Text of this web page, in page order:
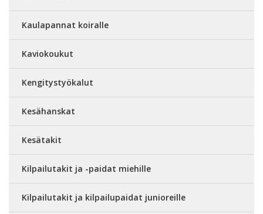
Kaulapannat koiralle
Kaviokoukut
Kengitystyökalut
Kesähanskat
Kesätakit
Kilpailutakit ja -paidat miehille
Kilpailutakit ja kilpailupaidat junioreille